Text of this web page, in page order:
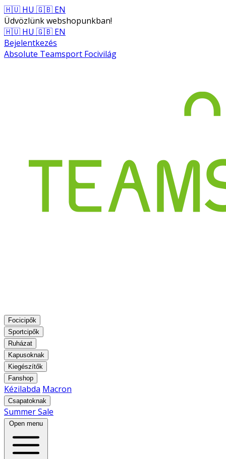
🇭🇺 HU 🇬🇧 EN
Üdvözlünk webshopunkban!
🇭🇺 HU 🇬🇧 EN
Bejelentkezés
Absolute Teamsport Focivilág
Focicipők
Sportcipők
Ruházat
Kapusoknak
Kiegészítők
Fanshop
Kézilabda Macron
Csapatoknak
Summer Sale
Open menu